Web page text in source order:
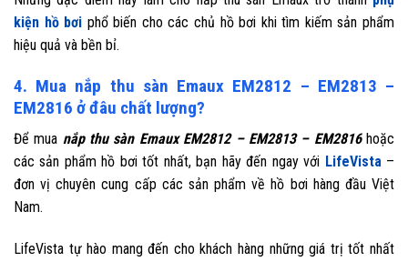
kiện hồ bơi phổ biến cho các chủ hồ bơi khi tìm kiếm sản phẩm
hiệu quả và bền bỉ.
4. Mua nắp thu sàn Emaux EM2812 – EM2813 –
EM2816 ở đâu chất lượng?
Để mua nắp thu sàn Emaux EM2812 – EM2813 – EM2816hoặc
các sản phẩm hồ bơi tốt nhất, bạn hãy đến ngay với LifeVista–
đơn vị chuyên cung cấp các sản phẩm về hồ bơi hàng đầu Việt
Nam.
LifeVista tự hào mang đến cho khách hàng những giá trị tốt nhất